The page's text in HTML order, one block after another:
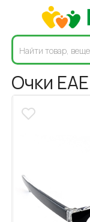
Очки